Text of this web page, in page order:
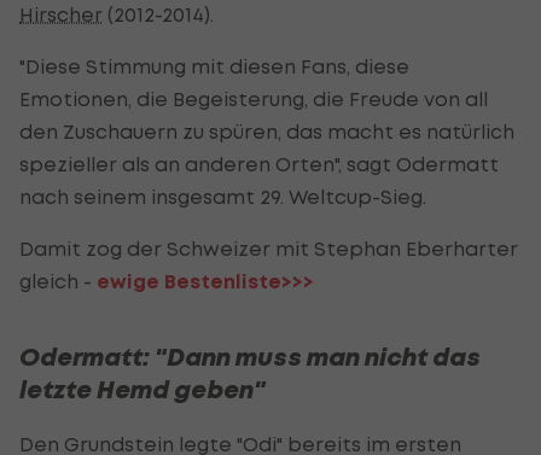
Hirscher (2012-2014).
"Diese Stimmung mit diesen Fans, diese
Emotionen, die Begeisterung, die Freude von all
den Zuschauern zu spüren, das macht es natürlich
spezieller als an anderen Orten", sagt Odermatt
nach seinem insgesamt 29. Weltcup-Sieg.
Damit zog der Schweizer mit Stephan Eberharter
gleich - ewige Bestenliste>>>
Odermatt: "Dann muss man nicht das
letzte Hemd geben"
Den Grundstein legte "Odi" bereits im ersten